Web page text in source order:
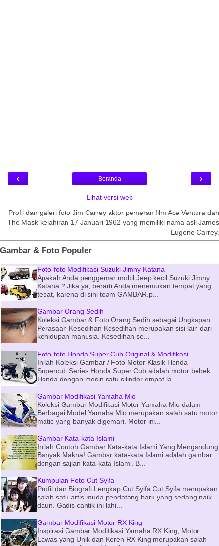
‹ ›
Beranda
Lihat versi web
Profil dan galeri foto Jim Carrey aktor pemeran film Ace Ventura dan
The Mask kelahiran 17 Januari 1962 yang memiliki nama asli James
Eugene Carrey.
Gambar & Foto Populer
Foto-foto Modifikasi Suzuki Jimny Katana
Apakah Anda penggemar mobil Jeep kecil Suzuki Jimny
Katana ? Jika ya, berarti Anda menemukan tempat yang
tepat, karena di sini team GAMBAR.p...
Gambar Orang Sedih
Koleksi Gambar & Foto Orang Sedih sebagai Ungkapan
Perasaan Kesedihan Kesedihan merupakan sisi lain dari
kehidupan manusia. Kesedihan se...
Foto-foto Honda Super Cub Original & Modifikasi
Inilah Koleksi Gambar / Foto Motor Klasik Honda
Supercub Series Honda Super Cub adalah motor bebek
Honda dengan mesin satu silinder empat la...
Gambar Modifikasi Yamaha Mio
Koleksi Gambar Modifikasi Motor Yamaha Mio dalam
Berbagai Model Yamaha Mio merupakan salah satu motor
matic yang banyak digemari. Motor ini...
Gambar Kata-kata Islami
Inilah Contoh Gambar Kata-kata Islami Yang Mengandung
Banyak Makna! Gambar kata-kata Islami adalah gambar
dengan sajian kata-kata Islami. B...
Kumpulan Foto Cut Syifa
Profil dan Biografi Lengkap Cut Syifa Cut Syifa merupakan
salah satu artis muda pendatang baru yang sedang naik
daun. Gadis cantik ini lahi...
Gambar Modifikasi Motor RX King
Inspirasi Gambar Modifikasi Yamaha RX King, Motor
Lawas yang Unik dan Keren RX King merupakan salah